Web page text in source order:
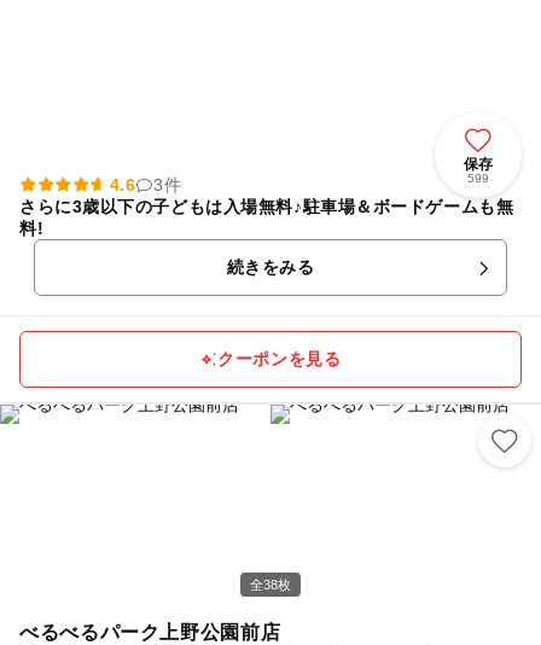
保存
599
4.6
3件
さらに3歳以下の子どもは入場無料♪駐車場＆ボードゲームも無
料!
続きをみる
クーポンを見る
全38枚
べるべるパーク上野公園前店